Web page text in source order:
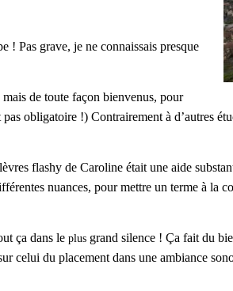
! Pas grave, je ne connaissais presque
de toute façon bienvenus, pour
obligatoire !) Contrairement à d’autres
flashy de Caroline était une aide
nuances, pour mettre un terme à la
ça dans le plus grand silence ! Ça fait du
celui du placement dans une ambiance